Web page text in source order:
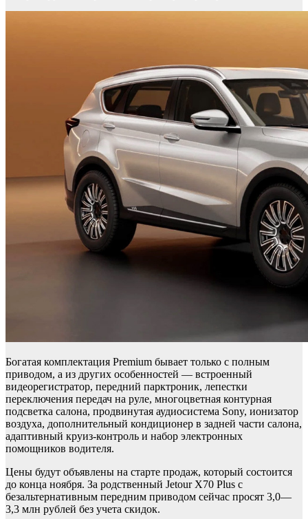
Богатая комплектация Premium бывает только с полным
приводом, а из других особенностей — встроенный
видеорегистратор, передний парктроник, лепестки
переключения передач на руле, многоцветная контурная
подсветка салона, продвинутая аудиосистема Sony, ионизатор
воздуха, дополнительный кондиционер в задней части салона,
адаптивный круиз-контроль и набор электронных
помощников водителя.
Цены будут объявлены на старте продаж, который состоится
до конца ноября. За родственный Jetour X70 Plus с
безальтернативным передним приводом сейчас просят 3,0—
3,3 млн рублей без учета скидок.